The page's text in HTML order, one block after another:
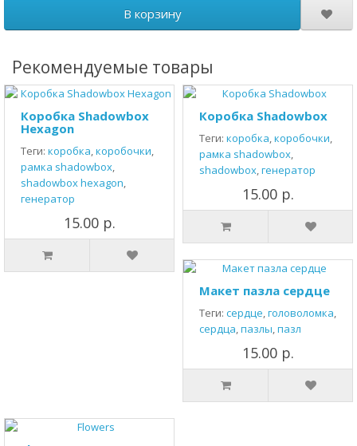
В корзину
Рекомендуемые товары
Коробка Shadowbox
Hexagon
Теги: коробка,коробочки,
рамка shadowbox,
shadowbox hexagon,
генератор
15.00 р.
Коробка Shadowbox
Теги: коробка,коробочки,
рамка shadowbox,
shadowbox,генератор
15.00 р.
Макет пазла сердце
Теги: сердце,головоломка,
сердца,пазлы,пазл
15.00 р.